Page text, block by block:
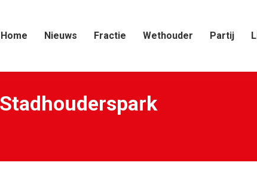
Home Nieuws Fractie Wethouder Partij